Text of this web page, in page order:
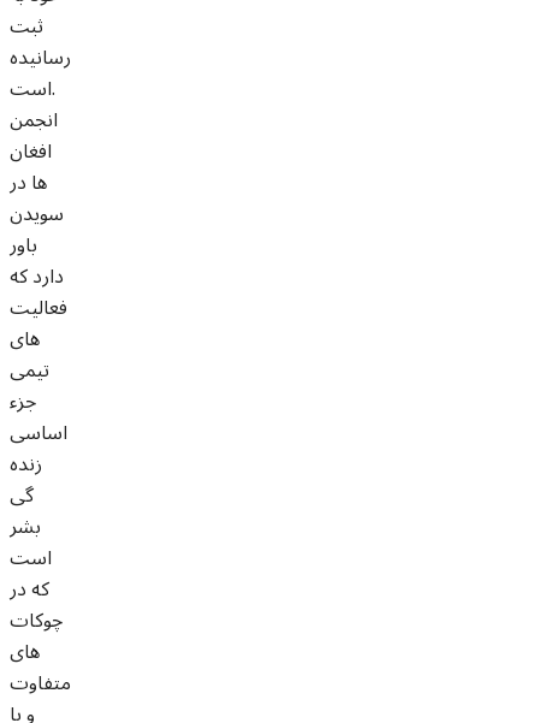
ثبت
رسانیده
است.
انجمن
افغان
ها در
سویدن
باور
دارد که
فعالیت
های
تیمی
جزء
اساسی
زنده
گی
بشر
است
که در
چوکات
های
متفاوت